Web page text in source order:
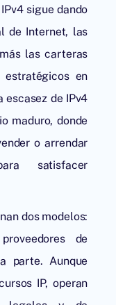
sigue dando
de Internet, las
las carteras
en
escasez de IPv4
maduro, donde
o arrendar
satisfacer
dos modelos:
proveedores de
parte. Aunque
IP, operan